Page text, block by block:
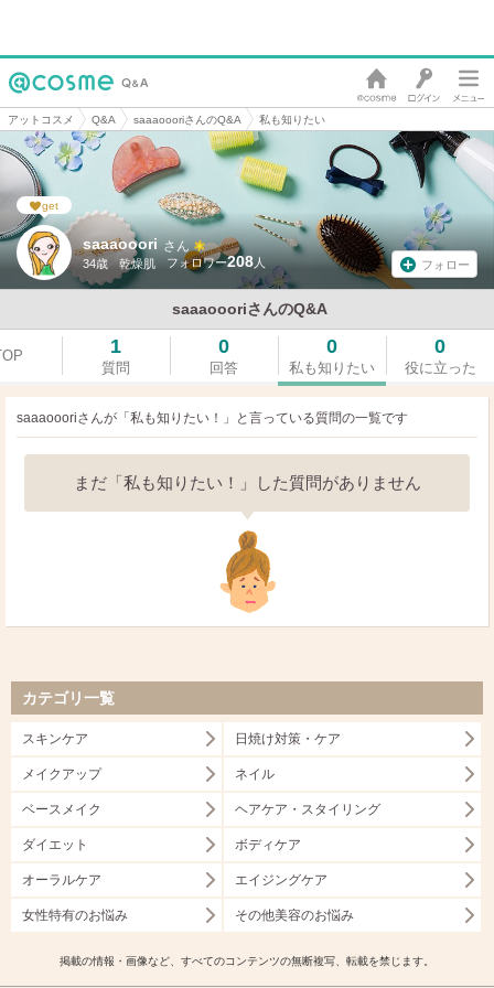
アットコスメ Q&A saaaoooriさんのQ&A 私も知りたい
saaaooori さん
34歳 乾燥肌 208 フォロー
saaaoooriさんのQ&A
get
1
質問
0
回答
0
私も知りたい
0
役に立った
saaaoooriさんが「私も知りたい！」と言っている質問の一覧です
まだ「私も知りたい！」した質問がありません
カテゴリ一覧
スキンケア 日焼け対策・ケア
メイクアップ ネイル
ベースメイク ヘアケア・スタイリング
ダイエット ボディケア
オーラルケア エイジングケア
女性特有のお悩み その他美容のお悩み
掲載の情報・画像など、すべてのコンテンツの無断複写、転載を禁じます。